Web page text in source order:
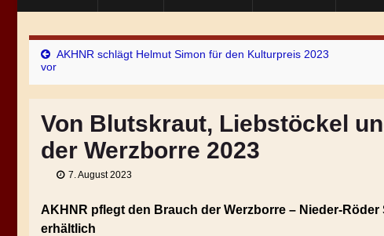
AKHNR schlägt Helmut Simon für den Kulturpreis 2023
vor
Von Blutskraut, Liebstöckel
der Werzborre 2023
7. August 2023
AKHNR pflegt den Brauch der Werzborre – Nieder-
erhältlich